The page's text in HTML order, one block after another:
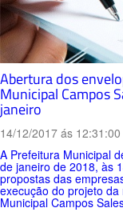
Abertura dos
Municipal Campos
janeiro
14/12/2017 ás 12:31:00
A Prefeitura Municipal
de janeiro de 2018, às
propostas das
execução do projeto
Municipal Campos